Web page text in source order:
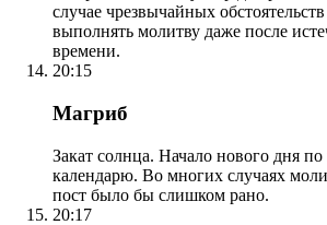
случае чрезвычайных
выполнять молитву даже после
времени.
20:15
Магриб
Закат солнца. Начало нового дня
календарю. Во многих случаях
пост было бы слишком рано.
20:17